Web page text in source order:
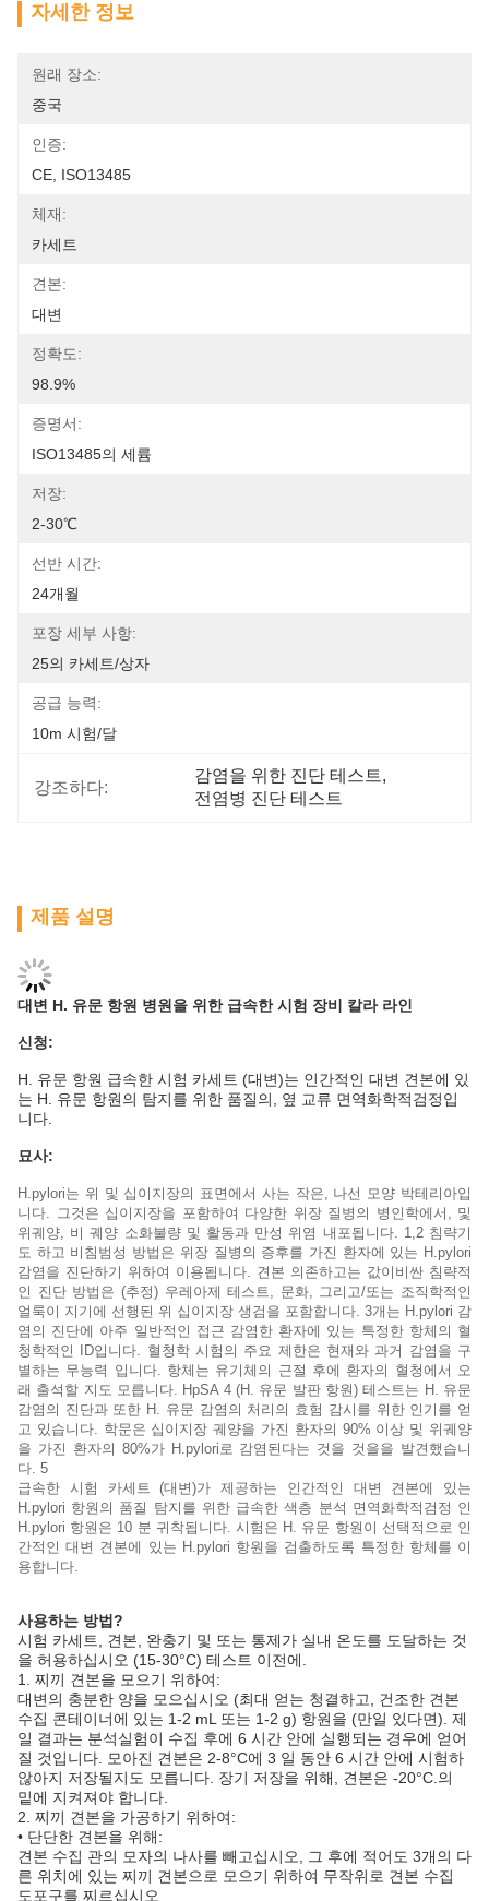
자세한 정보
원래 장소:
중국
인증:
CE, ISO13485
체재:
카세트
견본:
대변
정확도:
98.9%
증명서:
ISO13485의 세륨
저장:
2-30℃
선반 시간:
24개월
포장 세부 사항:
25의 카세트/상자
공급 능력:
10m 시험/달
강조하다:
감염을 위한 진단 테스트,
전염병 진단 테스트
제품 설명
대변 H. 유문 항원 병원을 위한 급속한 시험 장비 칼라 라인
신청:
H. 유문 항원 급속한 시험 카세트 (대변)는 인간적인 대변 견본에 있
는 H. 유문 항원의 탐지를 위한 품질의, 옆 교류 면역화학적검정입
니다.
묘사:
H.pylori는 위 및 십이지장의 표면에서 사는 작은, 나선 모양 박테리아입
니다. 그것은 십이지장을 포함하여 다양한 위장 질병의 병인학에서, 및
위궤양, 비 궤양 소화불량 및 활동과 만성 위염 내포됩니다. 1,2 침략기
도 하고 비침범성 방법은 위장 질병의 증후를 가진 환자에 있는 H.pylori
감염을 진단하기 위하여 이용됩니다. 견본 의존하고는 값이비싼 침략적
인 진단 방법은 (추정) 우레아제 테스트, 문화, 그리고/또는 조직학적인
얼룩이 지기에 선행된 위 십이지장 생검을 포함합니다. 3개는 H.pylori 감
염의 진단에 아주 일반적인 접근 감염한 환자에 있는 특정한 항체의 혈
청학적인 ID입니다. 혈청학 시험의 주요 제한은 현재와 과거 감염을 구
별하는 무능력 입니다. 항체는 유기체의 근절 후에 환자의 혈청에서 오
래 출석할 지도 모릅니다. HpSA 4 (H. 유문 발판 항원) 테스트는 H. 유문
감염의 진단과 또한 H. 유문 감염의 처리의 효험 감시를 위한 인기를 얻
고 있습니다. 학문은 십이지장 궤양을 가진 환자의 90% 이상 및 위궤양
을 가진 환자의 80%가 H.pylori로 감염된다는 것을 것을을 발견했습니
다. 5
급속한 시험 카세트 (대변)가 제공하는 인간적인 대변 견본에 있는
H.pylori 항원의 품질 탐지를 위한 급속한 색층 분석 면역화학적검정 인
H.pylori 항원은 10 분 귀착됩니다. 시험은 H. 유문 항원이 선택적으로 인
간적인 대변 견본에 있는 H.pylori 항원을 검출하도록 특정한 항체를 이
용합니다.
사용하는 방법?
시험 카세트, 견본, 완충기 및 또는 통제가 실내 온도를 도달하는 것
을 허용하십시오 (15-30°C) 테스트 이전에.
1. 찌끼 견본을 모으기 위하여:
대변의 충분한 양을 모으십시오 (최대 얻는 청결하고, 건조한 견본
수집 콘테이너에 있는 1-2 mL 또는 1-2 g) 항원을 (만일 있다면). 제
일 결과는 분석실험이 수집 후에 6 시간 안에 실행되는 경우에 얻어
질 것입니다. 모아진 견본은 2-8°C에 3 일 동안 6 시간 안에 시험하
않아지 저장될지도 모릅니다. 장기 저장을 위해, 견본은 -20°C.의
밑에 지켜져야 합니다.
2. 찌끼 견본을 가공하기 위하여:
• 단단한 견본을 위해:
견본 수집 관의 모자의 나사를 빼고십시오, 그 후에 적어도 3개의 다
른 위치에 있는 찌끼 견본으로 모으기 위하여 무작위로 견본 수집
도포구를 찌르십시오